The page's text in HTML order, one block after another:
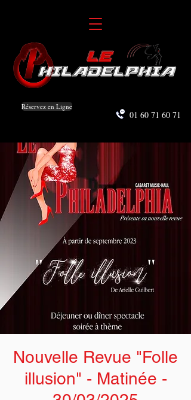
Réservez en Ligne
01 60 71 60 71
Nouvelle Revue "Folle
illusion" - Matinée -